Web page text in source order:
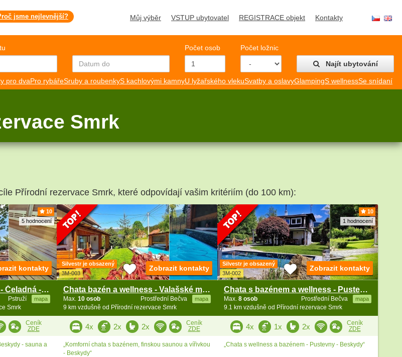
jsme nejlevnější? Můj výběr VSTUP ubytovatel REGISTRACE objekt Kontakty
Počet osob
Počet ložnic
Najít ubytování
pro dvaPro rybářeSruby a roubenkyS kachlovými kamnyU lyžařského vlekuSvatby a oslavyGlampingS wellnessSe snídaní
Smrk
Přírodní rezervace Smrk, které odpovídají vašim kritériím (do 100 km):
10
5 hodnocení
Luxusní chata s wellness - Čeladná - Beskydy
Pstruží mapa
Smrk
kontakty
Ceník
ZDE
- sauna a
Silvestr je obsazený
3M-003
Chata bazén a wellness - Valašské muzeum v přírodě
Prostřední Bečva mapa
Max. 10 osob
9 km vzdušně od Přírodní rezervace Smrk
Zobrazit kontakty
4x 2x 2x
Ceník
ZDE
„Komforní chata s bazénem, finskou saunou a vířivkou
- Beskydy“
10
1 hodnocení
Silvestr je obsazený
3M-002
Chata s bazénem a wellness - Pustevny - Beskydy
Prostřední Bečva mapa
Max. 8 osob
9.1 km vzdušně od Přírodní rezervace Smrk
Zobrazit kontakty
4x 1x 2x
Ceník
ZDE
„Chata s wellness a bazénem - Pustevny - Beskydy“